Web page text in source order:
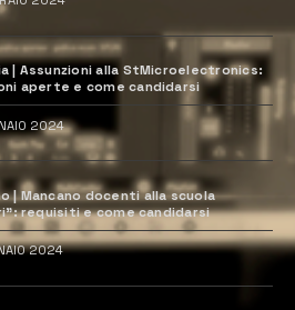
| Assunzioni alla StMicroelectronics:
aperte e come candidarsi
2024
| Mancano docenti alla scuola
requisiti e come candidarsi
2024